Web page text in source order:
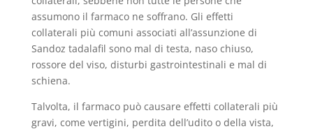
assumono il farmaco ne soffrano. Gli effetti
collaterali più comuni associati all’assunzione di
Sandoz tadalafil sono mal di testa, naso chiuso,
rossore del viso, disturbi gastrointestinali e mal di
schiena.
Talvolta, il farmaco può causare effetti collaterali più
gravi, come vertigini, perdita dell’udito o della vista,